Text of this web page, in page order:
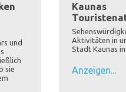
und
sie
Kaunas
Aktivitäten in
Stadt Kaunas
Anzeigen...